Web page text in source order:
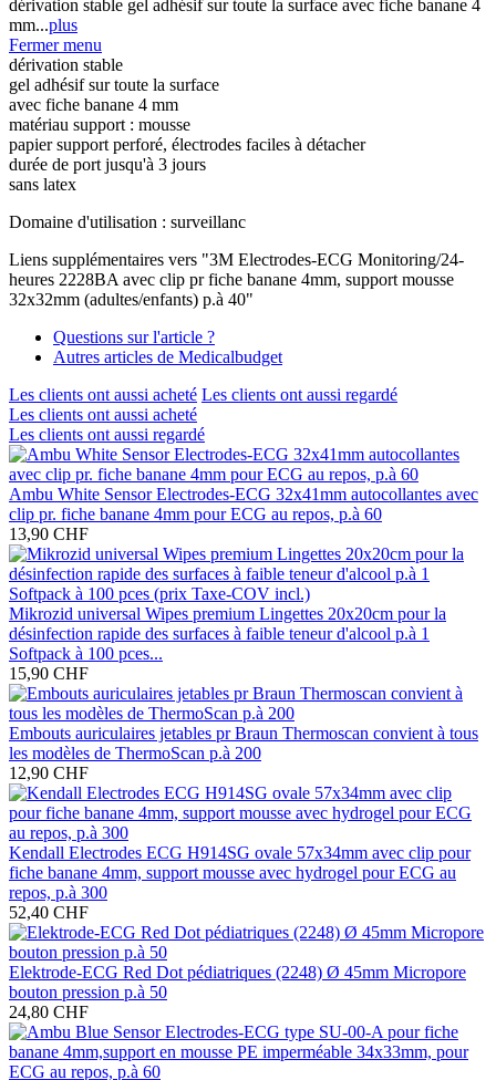
dérivation stable gel adhésif sur toute la surface avec fiche banane 4
mm...plus
Fermer menu
dérivation stable
gel adhésif sur toute la surface
avec fiche banane 4 mm
matériau support : mousse
papier support perforé, électrodes faciles à détacher
durée de port jusqu'à 3 jours
sans latex
Domaine d'utilisation : surveillanc
Liens supplémentaires vers "3M Electrodes-ECG Monitoring/24-
heures 2228BA avec clip pr fiche banane 4mm, support mousse
32x32mm (adultes/enfants) p.à 40"
Questions sur l'article ?
Autres articles de Medicalbudget
Les clients ont aussi acheté Les clients ont aussi regardé
Les clients ont aussi acheté
Les clients ont aussi regardé
Ambu White Sensor Electrodes-ECG 32x41mm autocollantes avec
clip pr. fiche banane 4mm pour ECG au repos, p.à 60
13,90 CHF
Mikrozid universal Wipes premium Lingettes 20x20cm pour la
désinfection rapide des surfaces à faible teneur d'alcool p.à 1
Softpack à 100 pces...
15,90 CHF
Embouts auriculaires jetables pr Braun Thermoscan convient à tous
les modèles de ThermoScan p.à 200
12,90 CHF
Kendall Electrodes ECG H914SG ovale 57x34mm avec clip pour
fiche banane 4mm, support mousse avec hydrogel pour ECG au
repos, p.à 300
52,40 CHF
Elektrode-ECG Red Dot pédiatriques (2248) Ø 45mm Micropore
bouton pression p.à 50
24,80 CHF